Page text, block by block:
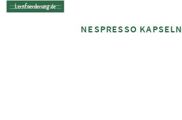
NESPRESSO KAPSELN